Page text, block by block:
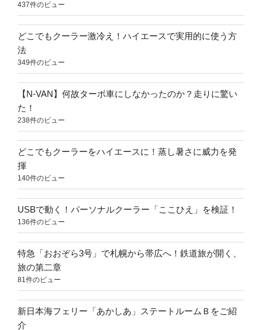
437件のビュー
どこでもクーラー激冷え！ハイエースで実用的に使う方
法
349件のビュー
【N-VAN】何故ターボ車にしなかったのか？走りに驚い
た！
238件のビュー
どこでもクーラーをハイエースに！蒸し暑さに威力を発
揮
140件のビュー
USBで動く！パーソナルクーラー「ここひえ」を検証！
136件のビュー
特急「おおぞら3号」で札幌から帯広へ！鉄道旅が開く、
旅の第二章
81件のビュー
新日本海フェリー「あかしあ」ステートルームＢをご紹
介